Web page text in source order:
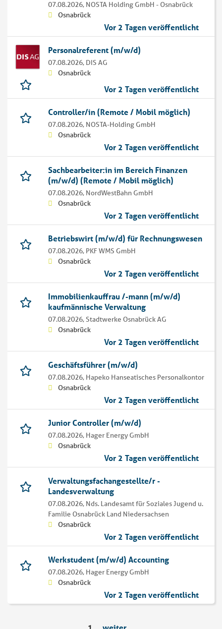
07.08.2026, NOSTA Holding GmbH - Osnabrück
Osnabrück
Vor 2 Tagen veröffentlicht
Personalreferent (m/w/d)
07.08.2026, DIS AG
Osnabrück
Vor 2 Tagen veröffentlicht
Controller/in (Remote / Mobil möglich)
07.08.2026, NOSTA-Holding GmbH
Osnabrück
Vor 2 Tagen veröffentlicht
Sachbearbeiter:in im Bereich Finanzen
(m/w/d) (Remote / Mobil möglich)
07.08.2026, NordWestBahn GmbH
Osnabrück
Vor 2 Tagen veröffentlicht
Betriebswirt (m/w/d) für Rechnungswesen
07.08.2026, PKF WMS GmbH
Osnabrück
Vor 2 Tagen veröffentlicht
Immobilienkauffrau /-mann (m/w/d)
kaufmännische Verwaltung
07.08.2026,Stadtwerke Osnabrück AG
Osnabrück
Vor 2 Tagen veröffentlicht
Geschäftsführer (m/w/d)
07.08.2026, Hapeko Hanseatisches Personalkontor
Osnabrück
Vor 2 Tagen veröffentlicht
Junior Controller (m/w/d)
07.08.2026, Hager Energy GmbH
Osnabrück
Vor 2 Tagen veröffentlicht
Verwaltungsfachangestellte/r -
Landesverwaltung
07.08.2026, Nds. Landesamt für Soziales Jugend u.
Familie Osnabrück Land Niedersachsen
Osnabrück
Vor 2 Tagen veröffentlicht
Werkstudent (m/w/d) Accounting
07.08.2026, Hager Energy GmbH
Osnabrück
Vor 2 Tagen veröffentlicht